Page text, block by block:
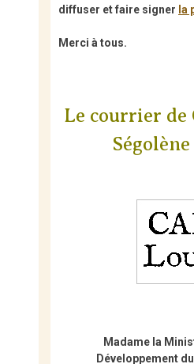
diffuser et faire signer la
Merci à tous.
Le courrier de
Madame la
Développement